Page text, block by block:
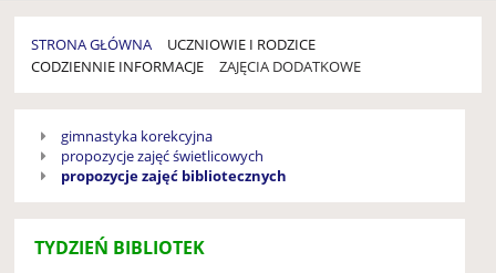
STRONA GŁÓWNA
UCZNIOWIE I RODZICE
CODZIENNIE INFORMACJE
ZAJĘCIA DODATKOWE
DODATKOWE
gimnastyka korekcyjna
propozycje zajęć świetlicowych
propozycje zajęć bibliotecznych
TYDZIEŃ BIBLIOTEK